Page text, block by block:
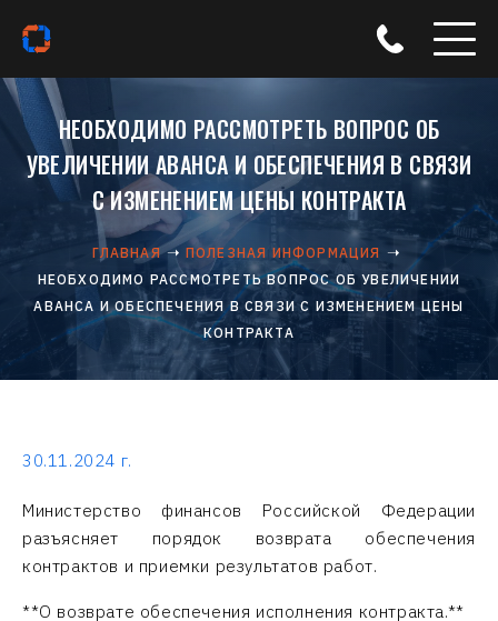
НЕОБХОДИМО РАССМОТРЕТЬ ВОПРОС ОБ
УВЕЛИЧЕНИИ АВАНСА И ОБЕСПЕЧЕНИЯ В СВЯЗИ
С ИЗМЕНЕНИЕМ ЦЕНЫ КОНТРАКТА
ГЛАВНАЯ
ПОЛЕЗНАЯ ИНФОРМАЦИЯ
НЕОБХОДИМО РАССМОТРЕТЬ ВОПРОС ОБ УВЕЛИЧЕНИИ
АВАНСА И ОБЕСПЕЧЕНИЯ В СВЯЗИ С ИЗМЕНЕНИЕМ ЦЕНЫ
КОНТРАКТА
30.11.2024 г.
Министерство финансов Российской Федерации
разъясняет порядок возврата обеспечения
контрактов и приемки результатов работ.
**О возврате обеспечения исполнения контракта.**